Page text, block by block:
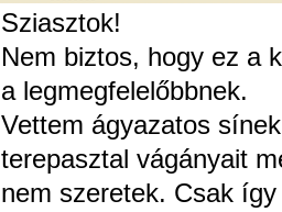
Sziasztok!
Nem biztos, hogy ez a
a legmegfelelőbbnek.
Vettem ágyazatos
terepasztal vágányait
nem szeretek. Csak